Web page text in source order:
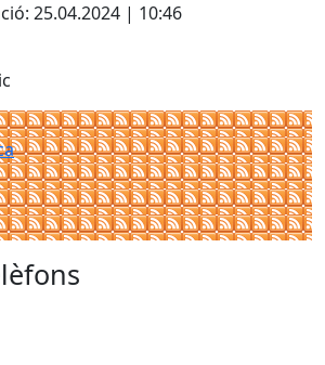
25.04.2024 | 10:46